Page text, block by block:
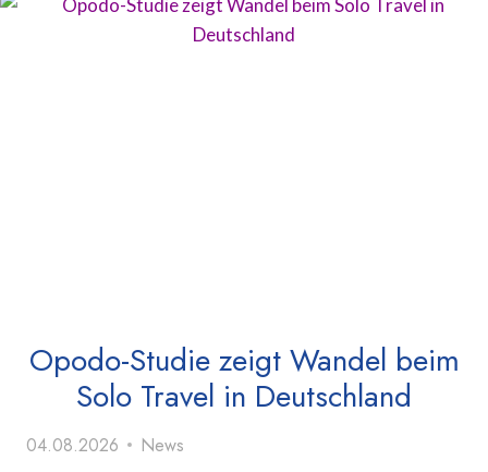
Opodo-Studie zeigt Wandel beim
Solo Travel in Deutschland
04.08.2026 News